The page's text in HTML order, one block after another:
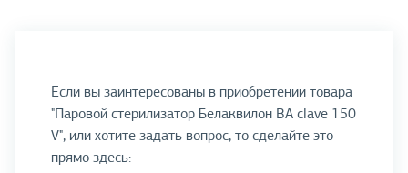
Если вы заинтересованы в приобретении товара
"Паровой стерилизатор Белаквилон BA clave 150
V", или хотите задать вопрос, то сделайте это
прямо здесь: